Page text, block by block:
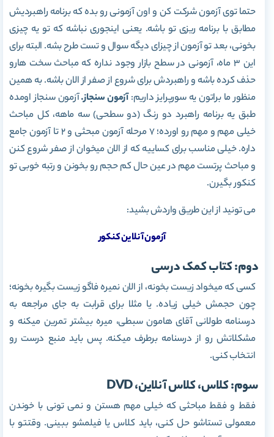
حتما توی آزمون شرکت کن و اون آزمونی رو بده که برنامه راهبردیش
مطابق با برنامه ریزی تو باشه. یعنی اینجوری نباشه که تو یه چیزی
بخونی، بعد تو آزمون از چیزای دیگه سوال و تست طرح بشه. البته برای
این 3 ماه، آزمونی در سطح بازار وجود نداره که مباحث سخت هارو
حذف کرده باشه و راهبردش برای شروع از صفر از الان باشه. به همین
منظور ما براتون یه سورپرایز داریم:آزمون سنجاز.آزمون سنجاز اومده
طبق یه برنامه راهبرد دو رنگ (دو سطحی) سه ماهه، کل مباحث
خیلی مهم و مهم رو اورده؛ 7 مرحله آزمون مبحثی و 2 تا آزمون جامع
داره. خیلی مناسب برای کساییه که از الان میخوان از صفر شروع کنن
و مباحث پرتست مهم در عین حال کم حجم رو بخونن و رتبه خوبی تو
کنکور بگیرن.
می تونید از این طریق واردش بشید:
آزمون آنلاین کنکور
دوم: کتاب کمک درسی
کسی که میخواد زیست بخونه، از الان نمیره فاگو زیست بگیره بخونه؛
چون حجمش خیلی زیاده. یا مثلا برای قرابت به جای مراجعه به
درسنامه طولانی آقای هامون سبطی، میره بیشتر تمرین میکنه و
مشکلاتش رو از درسنامه برطرف میکنه. پس باید منبع درست رو
انتخاب کنی.
سوم: کلاس، کلاس آنلاین، DVD
فقط و فقط مباحثی که خیلی مهم هستن و نمی تونی با خوندن
معمولی تستاشو حل کنی، باید کلاس یا فیلمشو ببینی. وقتتو با